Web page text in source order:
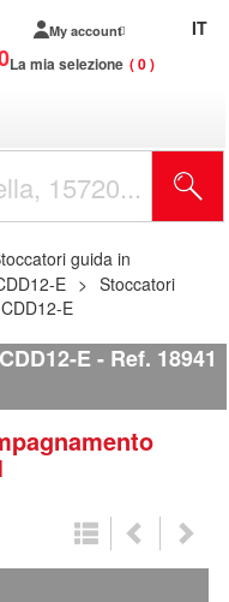
My account
La mia selezione 0
IT
guida in
E
Stoccatori
E
E Ref. 18941